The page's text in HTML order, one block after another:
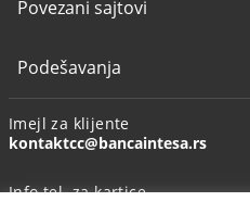
Povezani sajtovi
Podešavanja
Imejl za klijente
kontaktcc@bancaintesa.rs
Info tel. za kartice